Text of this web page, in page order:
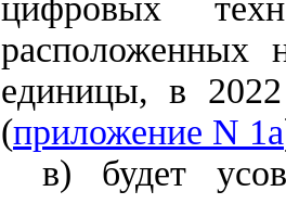
цифровых
единицы, в
(приложение N 1a
в) будет